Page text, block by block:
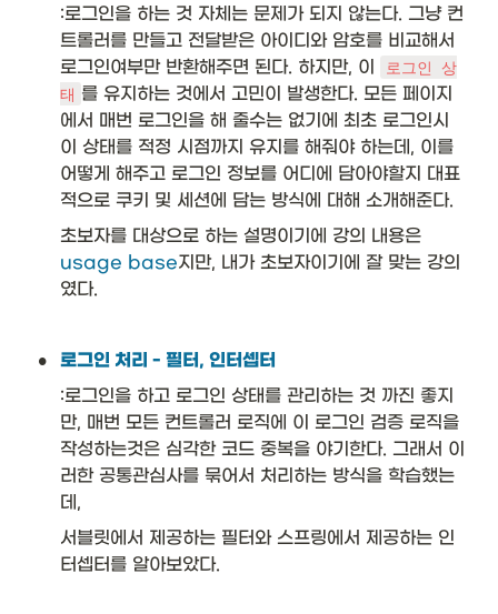
T
>
}
&
\t
ex
t{
T
a
p
pl
y(
T
t)
\t
ex
t{
St
ri
n
g::
to
o
w
:로그인을 하는 것 자체는 문제가 되지 않는다. 그냥 컨
트롤러를 만들고 전달받은 아이디와 암호를 비교해서
로그인여부만 반환해주면 된다. 하지만, 이
로그인 상
태 를 유지하는 것에서 고민이 발생한다. 모든 페이지
에서 매번 로그인을 해 줄수는 없기에 최초 로그인시
이 상태를 적정 시점까지 유지를 해줘야 하는데, 이를
어떻게 해주고 로그인 정보를 어디에 담아야할지 대표
적으로 쿠키 및 세션에 담는 방식에 대해 소개해준다.
usage base지만, 내가 초보자이기에 잘 맞는 강의
였다.
• 로그인 처리 - 필터, 인터셉터
:로그인을 하고 로그인 상태를 관리하는 것 까진 좋지
만, 매번 모든 컨트롤러 로직에 이 로그인 검증 로직을
작성하는것은 심각한 코드 중복을 야기한다. 그래서 이
러한 공통관심사를 묶어서 처리하는 방식을 학습했는
데,
서블릿에서 제공하는 필터와 스프링에서 제공하는 인
터셉터를 알아보았다.